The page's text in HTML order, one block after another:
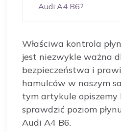
Audi A4 B6?
Właściwa kontrola
jest niezwykle ważna
bezpieczeństwa i
hamulców w naszym
tym artykule opiszemy
sprawdzić poziom
Audi A4 B6.